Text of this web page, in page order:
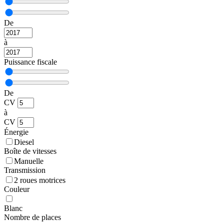
De
à
Puissance fiscale
De
CV
à
CV
Énergie
Diesel
Boîte de vitesses
Manuelle
Transmission
2 roues motrices
Couleur
Blanc
Nombre de places